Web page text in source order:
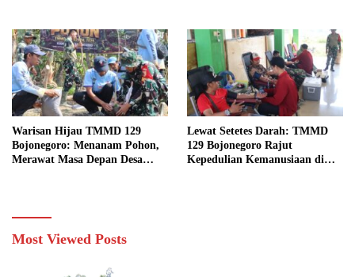
Warisan Hijau TMMD 129
Bojonegoro: Menanam Pohon,
Merawat Masa Depan Desa
Lewat Setetes Darah: TMMD
129 Bojonegoro Rajut
Kepedulian Kemanusiaan di
Most Viewed Posts